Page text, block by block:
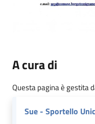
A cura di
Questa pagina è gestita
Sue - Sportello